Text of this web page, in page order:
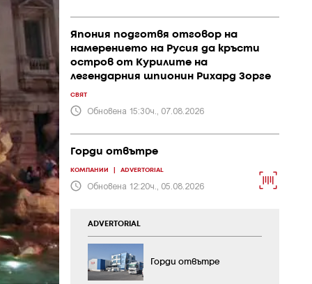
Япония подготвя отговор на
намерението на Русия да кръсти
остров от Курилите на
легендарния шпионин Рихард Зорге
СВЯТ
Обновена 15:30ч., 07.08.2026
Горди отвътре
КОМПАНИИ ADVERTORIAL
Обновена 12:20ч., 05.08.2026
ADVERTORIAL
Горди отвътре